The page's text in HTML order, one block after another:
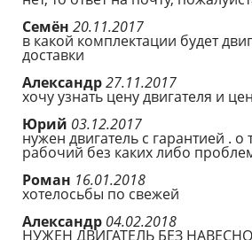
Семён 20.11.2017
в какой комплектации будет
доставки
Александр27.11.2017
хочу узнать цену двигателя и
Юрий 03.12.2017
нужен двигатель с гарантией . о
рабочий без каких либо
Роман 16.01.2018
хотелосьбы по свежей
Александр 04.02.2018
НУЖЕН ДВИГАТЕЛЬ БЕЗ